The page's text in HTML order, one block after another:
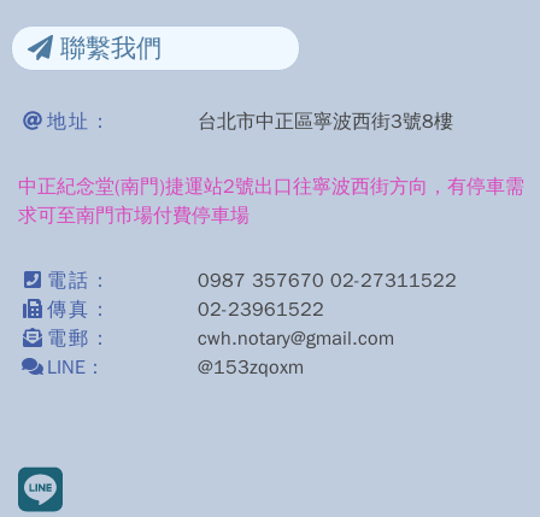
聯繫我們
地址： 台北市中正區寧波西街3號8樓
中正紀念堂(南門)捷運站2號出口往寧波西街方向，有停車需
求可至南門市場付費停車場
電話：
0987 357670 02-27311522
傳真：
02-23961522
電郵：
cwh.notary@gmail.com
LINE：
@153zqoxm